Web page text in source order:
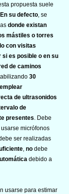
propuesta suele
En su defecto , se
donde existan
mástiles o torres
con visitas
es posible o en su
de caminos
30
emplear
de ultrasonidos
de
presentes . Debe
usarse micrófonos
ser realizadas
no debe
debido a
usarse para estimar